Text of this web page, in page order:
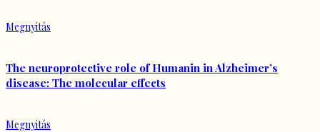
Megnyitás
The neuroprotective role of Humanin in Alzheimer’s
disease: The molecular effects
Megnyitás